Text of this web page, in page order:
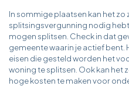
In sommige plaatsen kan het zo
splitsingsvergunning nodig
mogen splitsen. Check in dat
gemeente waarin je actief bent.
eisen die gesteld worden het
woning te splitsen. Ook kan het
hoge kosten te maken voor